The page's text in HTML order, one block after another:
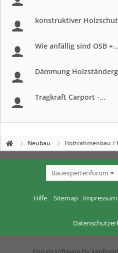
konstruktiver
Wie anfällig sind OSB +...
Dämmung
Tragkraft Carport -...
Neubau Holzrahmenbau /
Bauexpertenforum
Hilfe Sitemap Impressum